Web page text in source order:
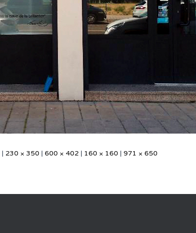
| 230 × 350 | 600 × 402 | 160 × 160 | 971 × 650